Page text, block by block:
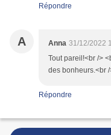
Répondre
A Anna 31/12/2022
Tout pareil!<br />
des bonheurs.<br
Répondre